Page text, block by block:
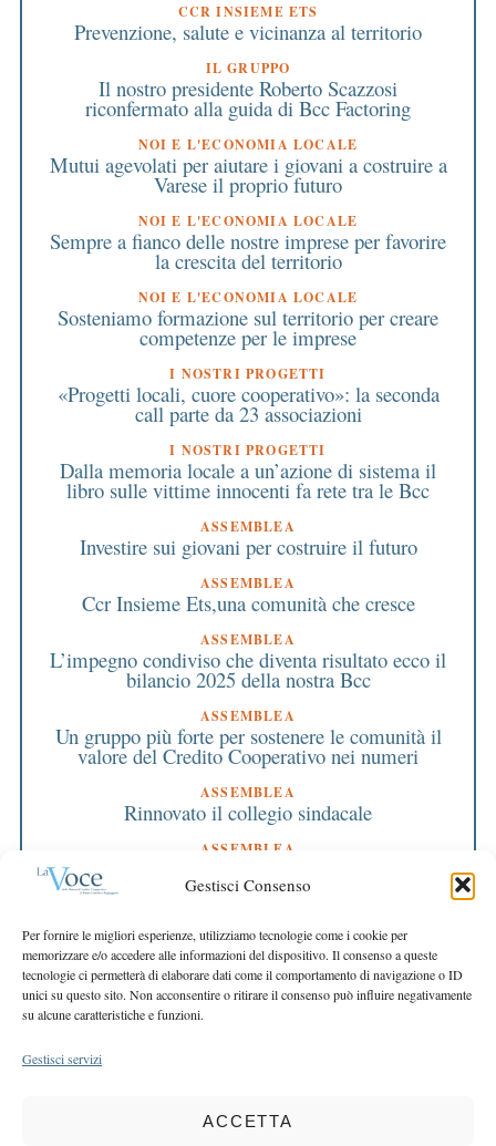
Gestisci Consenso
Per fornire le migliori esperienze, utilizziamo tecnologie come i cookie per
memorizzare e/o accedere alle informazioni del dispositivo. Il consenso a queste
tecnologie ci permetterà di elaborare dati come il comportamento di navigazione o ID
unici su questo sito. Non acconsentire o ritirare il consenso può influire negativamente
su alcune caratteristiche e funzioni.
Gestisci servizi
ACCETTA
CCR INSIEME ETS
Prevenzione, salute e vicinanza al territorio
IL GRUPPO
Il nostro presidente Roberto Scazzosi
riconfermato alla guida di Bcc Factoring
NOI E L'ECONOMIA LOCALE
Mutui agevolati per aiutare i giovani a costruire a
Varese il proprio futuro
NOI E L'ECONOMIA LOCALE
Sempre a fianco delle nostre imprese per favorire
la crescita del territorio
NOI E L'ECONOMIA LOCALE
Sosteniamo formazione sul territorio per creare
competenze per le imprese
I NOSTRI PROGETTI
«Progetti locali, cuore cooperativo»: la seconda
call parte da 23 associazioni
I NOSTRI PROGETTI
Dalla memoria locale a un’azione di sistema il
libro sulle vittime innocenti fa rete tra le Bcc
ASSEMBLEA
Investire sui giovani per costruire il futuro
ASSEMBLEA
Ccr Insieme Ets,una comunità che cresce
ASSEMBLEA
L’impegno condiviso che diventa risultato ecco il
bilancio 2025 della nostra Bcc
ASSEMBLEA
Un gruppo più forte per sostenere le comunità il
valore del Credito Cooperativo nei numeri
ASSEMBLEA
Rinnovato il collegio sindacale
ASSEMBLEA
Bilancio approvato all’unanimità e 2 milioni
destinati al territorio
EDITORIALE DIRETTORE
Crescere restando riconoscibili
EDITORIALE PRESIDENTE
Costruire futuro insieme
COPYRIGHT 2025 LA VOCE |PRIVACY